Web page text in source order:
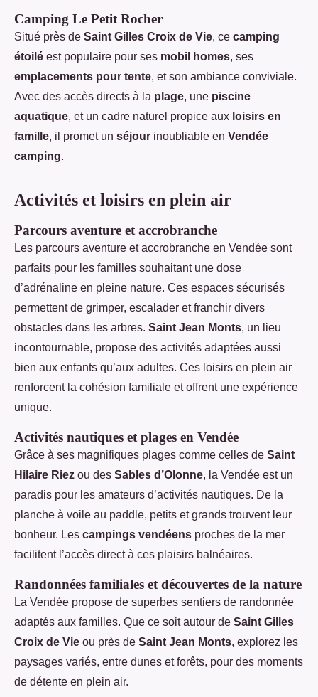
Camping Le Petit Rocher
Situé près de Saint Gilles Croix de Vie, ce camping
étoilé est populaire pour ses mobil homes, ses
emplacements pour tente, et son ambiance conviviale.
Avec des accès directs à la plage, une piscine
aquatique, et un cadre naturel propice aux loisirs en
famille, il promet un séjour inoubliable en Vendée
camping.
Activités et loisirs en plein air
Parcours aventure et accrobranche
Les parcours aventure et accrobranche en Vendée sont
parfaits pour les familles souhaitant une dose
d’adrénaline en pleine nature. Ces espaces sécurisés
permettent de grimper, escalader et franchir divers
obstacles dans les arbres. Saint Jean Monts, un lieu
incontournable, propose des activités adaptées aussi
bien aux enfants qu’aux adultes. Ces loisirs en plein air
renforcent la cohésion familiale et offrent une expérience
unique.
Activités nautiques et plages en Vendée
Grâce à ses magnifiques plages comme celles de Saint
Hilaire Riez ou des Sables d’Olonne, la Vendée est un
paradis pour les amateurs d’activités nautiques. De la
planche à voile au paddle, petits et grands trouvent leur
bonheur. Les campings vendéens proches de la mer
facilitent l’accès direct à ces plaisirs balnéaires.
Randonnées familiales et découvertes de la nature
La Vendée propose de superbes sentiers de randonnée
adaptés aux familles. Que ce soit autour de Saint Gilles
Croix de Vie ou près de Saint Jean Monts, explorez les
paysages variés, entre dunes et forêts, pour des moments
de détente en plein air.